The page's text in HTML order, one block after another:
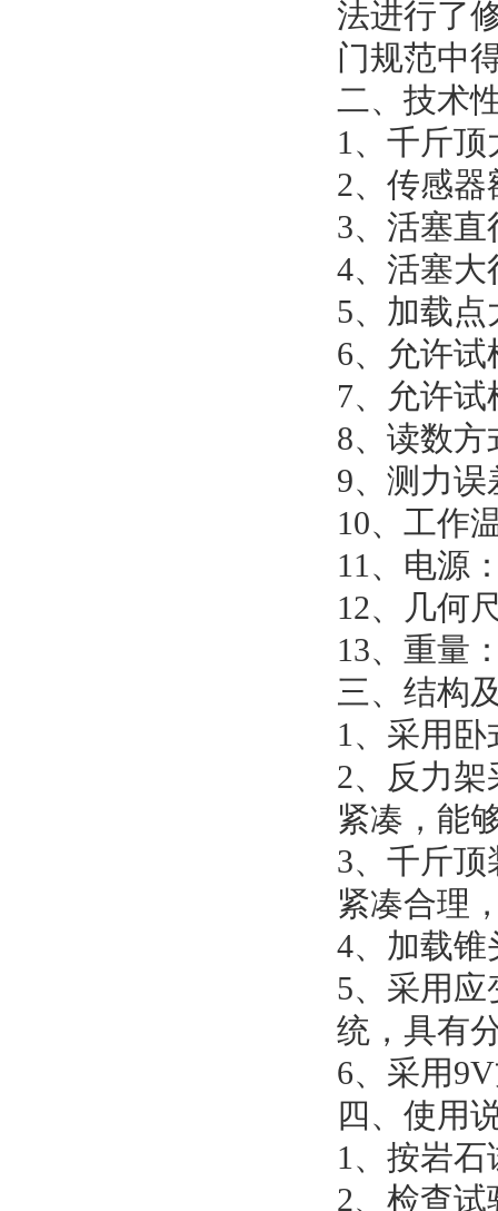
法进行了
门规范中
二、技术
1、千斤
2、传感
3、活塞直
4、活塞大
5、加载点
6、允许试
7、允许试
8、读数
9、测力误
10、工作
11、电源
12、几何
13、重量
三、结构
1、采用
2、反力
紧凑，能
3、千斤
紧凑合理
4、加载
5、采用
统，具有
6、采用
四、使用
1、按岩
2、检查